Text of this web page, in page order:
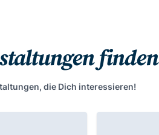
finden
die Dich interessieren!